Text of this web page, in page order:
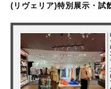
(リヴェリア)特別展示・試